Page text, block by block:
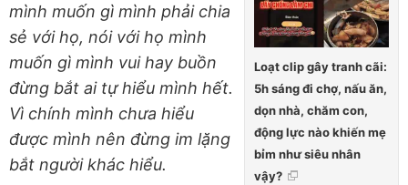
Loạt clip gây tranh cãi:
5h sáng đi chợ, nấu ăn,
dọn nhà, chăm con,
động lực nào khiến mẹ
bỉm như siêu nhân
vậy?
mình muốn gì mình phải chia
sẻ với họ, nói với họ mình
muốn gì mình vui hay buồn
đừng bắt ai tự hiểu mình hết.
Vì chính mình chưa hiểu
được mình nên đừng im lặng
bắt người khác hiểu.